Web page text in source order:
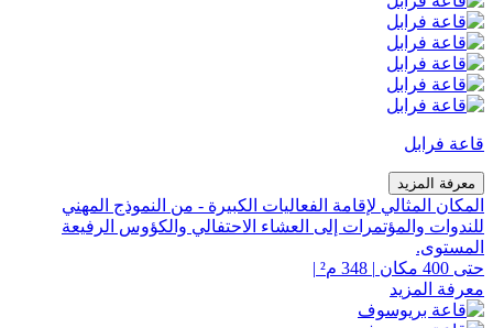
قاعة فرابل
معرفة المزيد
المكان المثالي لإقامة الفعاليات الكبيرة - من النموذج المهني
للندوات والمؤتمرات إلى العشاء الاحتفالي والكؤوس الرفيعة
المستوى.
حتى 400 مكان
| 348 م²
|
معرفة المزيد